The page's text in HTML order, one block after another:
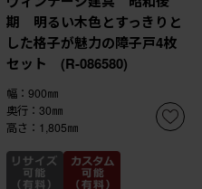
期 明るい木色とすっきりと
した格子が魅力の障子戸4枚
セット (R-086580)
幅：900㎜
奥行：30㎜
高さ：1,805㎜